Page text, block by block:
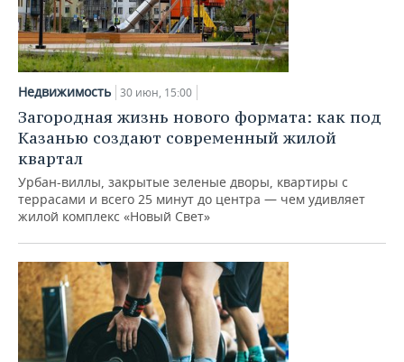
Недвижимость 30 июн, 15:00
Загородная жизнь нового формата: как под
Казанью создают современный жилой
квартал
Урбан-виллы, закрытые зеленые дворы, квартиры с
террасами и всего 25 минут до центра — чем удивляет
жилой комплекс «Новый Свет»